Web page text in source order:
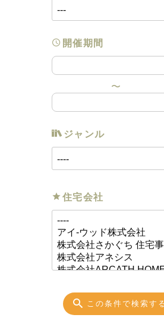
開催期間
ジャンル
住宅会社
この条件で検索す